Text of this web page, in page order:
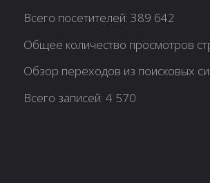
Всего посетителей:389 642
Общее количество просмотров
Обзор переходов из поисковых
Всего записей:4 570